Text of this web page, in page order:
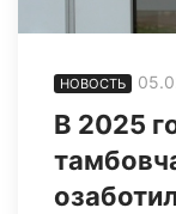
НОВОСТЬ
В 2025